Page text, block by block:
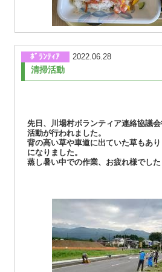
ﾎﾞﾗﾝﾃｨｱ 2022.06.28
清掃活動
先日、川場村ボランティア連絡協議
活動が行われました。
背の高い草や車道に出ていた草もあ
になりました。
蒸し暑い中での作業、お疲れ様でした